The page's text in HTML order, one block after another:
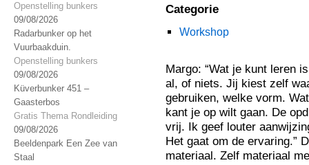
Openstelling bunkers
09/08/2026
Radarbunker op het
Vuurbaakduin.
Openstelling bunkers
09/08/2026
Küverbunker 451 –
Gaasterbos
Gratis Thema Rondleiding
09/08/2026
Beeldenpark Een Zee van
Staal
Categorie
Workshop
Margo: “Wat je kunt leren
al, of niets. Jij kiest zelf
gebruiken, welke vorm.
kant je op wilt gaan. De
vrij. Ik geef louter
Het gaat om de ervaring.”
materiaal. Zelf materiaal